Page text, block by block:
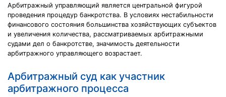
Арбитражный управляющий является центральной фигурой
проведения процедур банкротства. В условиях нестабильности
финансового состояния большинства хозяйствующих субъектов
и увеличения количества, рассматриваемых арбитражными
судами дел о банкротстве, значимость деятельности
арбитражного управляющего возрастает.
Арбитражный суд как участник
арбитражного процесса